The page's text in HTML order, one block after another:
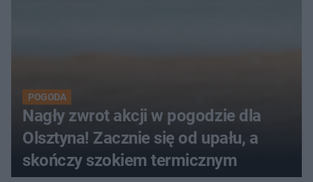
POGODA
Nagły zwrot akcji w pogodzie dla
Olsztyna! Zacznie się od upału, a
skończy szokiem termicznym